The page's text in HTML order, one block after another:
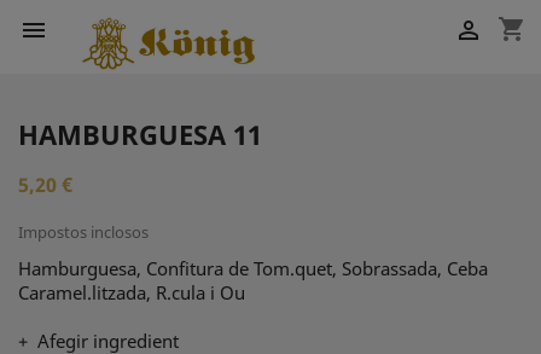
 shopping_cart

HAMBURGUESA 11
5,20 €
Impostos inclosos
Hamburguesa, Confitura de Tom.quet, Sobrassada, Ceba
Caramel.litzada, R.cula i Ou
+ Afegir ingredient